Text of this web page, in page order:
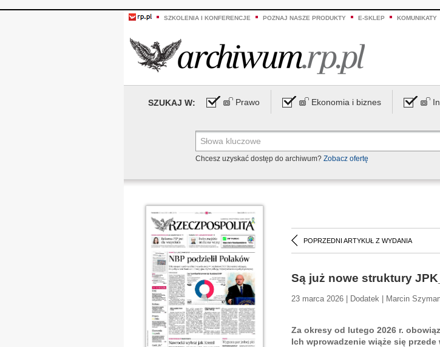
SZKOLENIA I KONFERENCJE POZNAJ NASZE PRODUKTY E-SKLEP KOMUNIKATY
SZUKAJ W: Prawo Ekonomia i biznes
Chcesz uzyskać dostęp do archiwum? Zobacz ofertę
POPRZEDNI ARTYKUŁ Z WYDANIA
Są już nowe struktury
23 marca 2026 | Dodatek | Marcin
Za okresy od lutego 2026 r.
Ich wprowadzenie wiąże się